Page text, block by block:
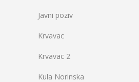
Javni poziv
Krvavac
Krvavac 2
Kula Norinska